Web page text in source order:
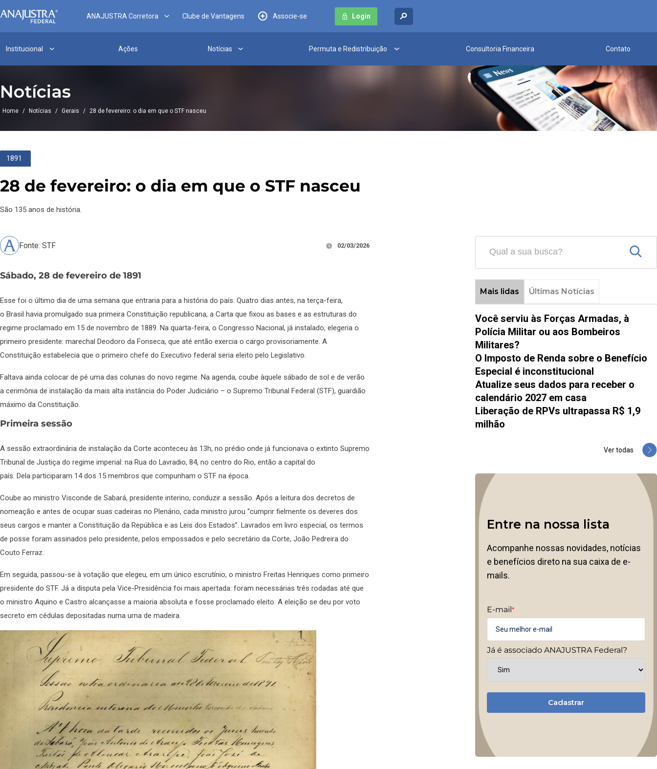
ANAJUSTRA Corretora Clube de Vantagens Associe-se Login
Institucional Ações Notícias Permuta e Redistribuição Consultoria Financeira Contato
Notícias
Home / Notícias / Gerais / 28 de fevereiro: o dia em que o STF nasceu
1891
28 de fevereiro: o dia em que o STF nasceu
São 135 anos de história.
Fonte: STF 02/03/2026
Sábado, 28 de fevereiro de 1891
Esse foi o último dia de uma semana que entraria para a história do país. Quatro dias antes, na terça-feira,
o Brasil havia promulgado sua primeira Constituição republicana, a Carta que fixou as bases e as estruturas do
regime proclamado em 15 de novembro de 1889. Na quarta-feira, o Congresso Nacional, já instalado, elegeria o
primeiro presidente: marechal Deodoro da Fonseca, que até então exercia o cargo provisoriamente. A
Constituição estabelecia que o primeiro chefe do Executivo federal seria eleito pelo Legislativo.
Faltava ainda colocar de pé uma das colunas do novo regime. Na agenda, coube àquele sábado de sol e de verão
a cerimônia de instalação da mais alta instância do Poder Judiciário – o Supremo Tribunal Federal (STF), guardião
máximo da Constituição.
Primeira sessão
A sessão extraordinária de instalação da Corte aconteceu às 13h, no prédio onde já funcionava o extinto Supremo
Tribunal de Justiça do regime imperial: na Rua do Lavradio, 84, no centro do Rio, então a capital do
país. Dela participaram 14 dos 15 membros que compunham o STF na época.
Coube ao ministro Visconde de Sabará, presidente interino, conduzir a sessão. Após a leitura dos decretos de
nomeação e antes de ocupar suas cadeiras no Plenário, cada ministro jurou “cumprir fielmente os deveres dos
seus cargos e manter a Constituição da República e as Leis dos Estados”. Lavrados em livro especial, os termos
de posse foram assinados pelo presidente, pelos empossados e pelo secretário da Corte, João Pedreira do
Couto Ferraz.
Em seguida, passou-se à votação que elegeu, em um único escrutínio, o ministro Freitas Henriques como primeiro
presidente do STF. Já a disputa pela Vice-Presidência foi mais apertada: foram necessárias três rodadas até que
o ministro Aquino e Castro alcançasse a maioria absoluta e fosse proclamado eleito. A eleição se deu por voto
secreto em cédulas depositadas numa urna de madeira.
Mais lidas Últimas Notícias
Você serviu às Forças Armadas, à
Polícia Militar ou aos Bombeiros
Militares?
O Imposto de Renda sobre o Benefício
Especial é inconstitucional
Atualize seus dados para receber o
calendário 2027 em casa
Liberação de RPVs ultrapassa R$ 1,9
milhão
Ver todas
Entre na nossa lista
Acompanhe nossas novidades, notícias
e benefícios direto na sua caixa de e-
mails.
E-mail*
Já é associado ANAJUSTRA Federal?
Cadastrar